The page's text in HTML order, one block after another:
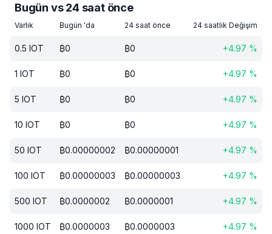
Bugün vs 24 saat önce
Varlık Bugün 'da 24 saat önce 24 saatlik Değişim
0.5 IOT ₿0 ₿0 +4.97 %
1 IOT ₿0 ₿0 +4.97 %
5 IOT ₿0 ₿0 +4.97 %
10 IOT ₿0 ₿0 +4.97 %
50 IOT ₿0.00000002 ₿0.00000001 +4.97 %
100 IOT ₿0.00000003 ₿0.00000003 +4.97 %
500 IOT ₿0.0000002 ₿0.0000001 +4.97 %
1000 IOT ₿0.0000003 ₿0.0000003 +4.97 %